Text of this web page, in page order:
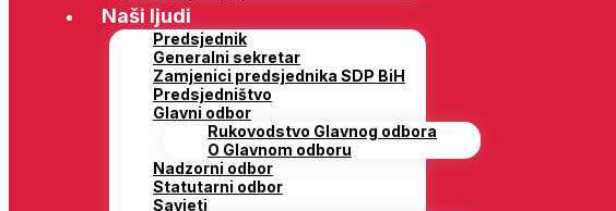
Naši ljudi
Predsjednik
Generalni sekretar
Zamjenici predsjednika SDP BiH
Predsjedništvo
Glavni odbor
Rukovodstvo Glavnog odbora
O Glavnom odboru
Nadzorni odbor
Statutarni odbor
Savjeti